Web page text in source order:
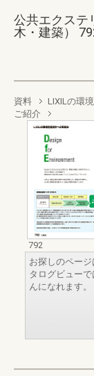
公共エクステ
木・建築）
資料 LIXILの環
ご紹介
792
お探しのペー
タログビュー
んになれます。